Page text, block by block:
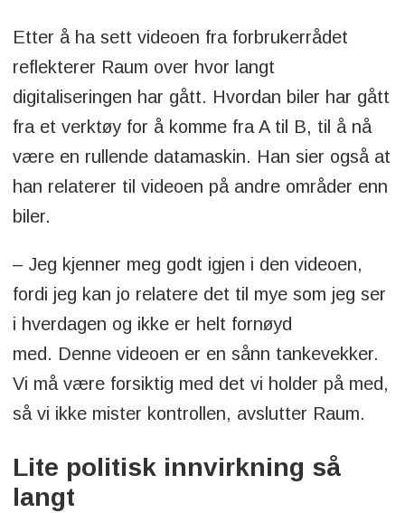
Etter å ha sett videoen fra forbrukerrådet
reflekterer Raum over hvor langt
digitaliseringen har gått. Hvordan biler har gått
fra et verktøy for å komme fra A til B, til å nå
være en rullende datamaskin. Han sier også at
han relaterer til videoen på andre områder enn
biler.
– Jeg kjenner meg godt igjen i den videoen,
fordi jeg kan jo relatere det til mye som jeg ser
i hverdagen og ikke er helt fornøyd
med. Denne videoen er en sånn tankevekker.
Vi må være forsiktig med det vi holder på med,
så vi ikke mister kontrollen, avslutter Raum.
Lite politisk innvirkning så
langt